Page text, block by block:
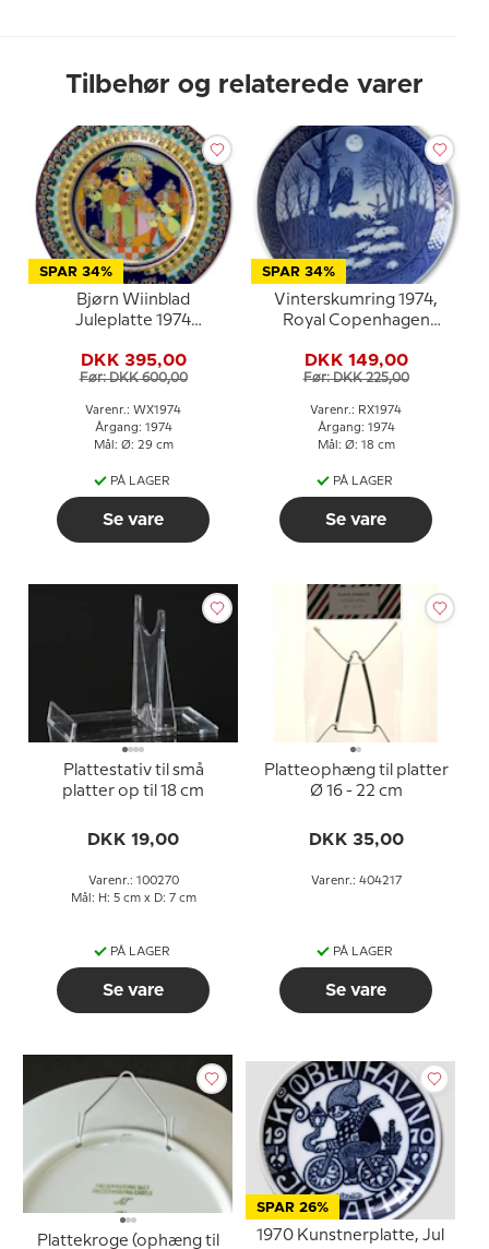
Tilbehør og relaterede varer
SPAR 34%
Bjørn Wiinblad
Juleplatte 1974
DKK 395,00
Før: DKK 600,00
Varenr.: WX1974
Årgang: 1974
Mål: Ø: 29 cm
PÅ LAGER
Se vare
SPAR 34%
Vinterskumring 1974,
Royal Copenhagen
DKK 149,00
Før: DKK 225,00
Varenr.: RX1974
Årgang: 1974
Mål: Ø: 18 cm
PÅ LAGER
Se vare
Plattestativ til små
platter op til 18 cm
DKK 19,00
Varenr.: 100270
Mål: H: 5 cm x D: 7 cm
PÅ LAGER
Se vare
Platteophæng til platter
Ø 16 - 22 cm
DKK 35,00
Varenr.: 404217
PÅ LAGER
Se vare
Plattekroge (ophæng til
SPAR 26%
1970 Kunstnerplatte, Jul